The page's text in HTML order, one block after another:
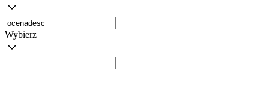
Wybierz